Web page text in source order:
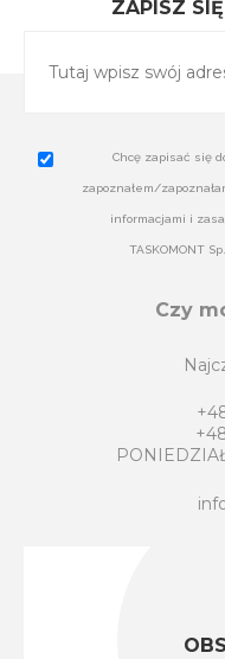
ZAPISZ
Chcę zapisać się
zapoznałem/
informacjami i
TASKOMONT
Czy